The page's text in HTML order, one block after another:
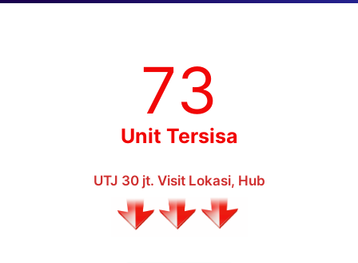
73
Unit Tersisa
UTJ 30 jt. Visit Lokasi, Hub